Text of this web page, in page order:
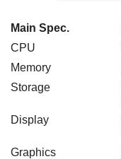
Main Spec.
CPU
Memory
Storage
Display
Graphics